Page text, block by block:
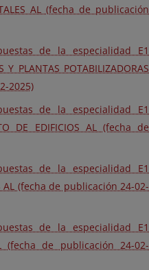
AL (fecha de publicación
de la especialidad E1
Y PLANTAS POTABILIZADORAS
2025)
de la especialidad E1
DE EDIFICIOS AL (fecha de
de la especialidad E1
AL (fecha de publicación 24-02-
de la especialidad E1
(fecha de publicación 24-02-